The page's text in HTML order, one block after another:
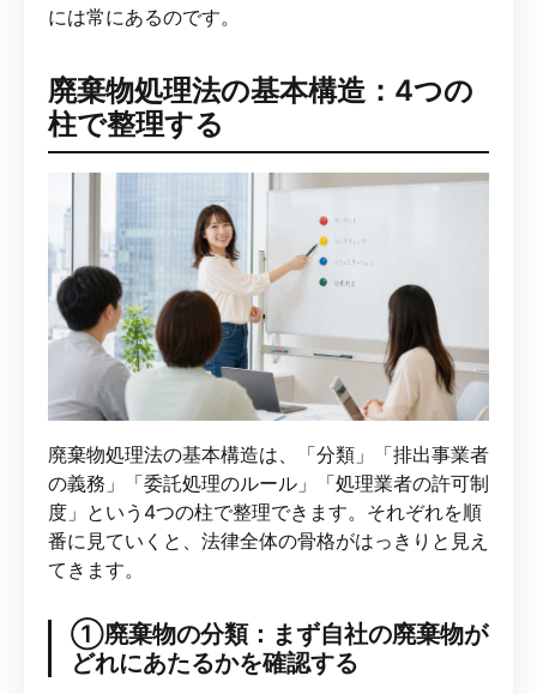
には常にあるのです。
廃棄物処理法の基本構造：4つの
柱で整理する
廃棄物処理法の基本構造は、「分類」「排出事業者
の義務」「委託処理のルール」「処理業者の許可制
度」という4つの柱で整理できます。それぞれを順
番に見ていくと、法律全体の骨格がはっきりと見え
てきます。
①廃棄物の分類：まず自社の廃棄物が
どれにあたるかを確認する